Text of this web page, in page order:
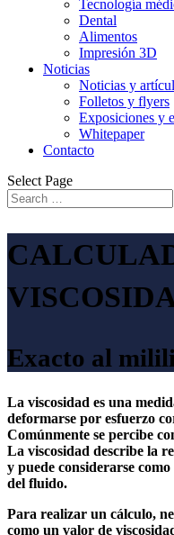
Tecnología
Dental
Alimentos
Impresión 3D
Noticias
Noticias y
Folletos y flyers
Exposiciones y
Whitepaper
Contacto
Select Page
Exacto al
La viscosidad es una
deformarse por esfuerzo
Comúnmente se percibe
La viscosidad describe la
y puede considerarse
del fluido.
Para realizar un cálculo,
como un valor de